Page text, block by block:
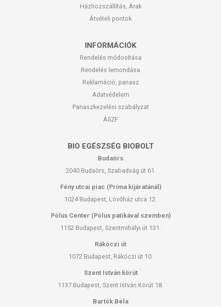
Házhozszállítás, Árak
Átvételi pontok
INFORMÁCIÓK
Rendelés módosítása
Rendelés lemondása
Reklamáció, panasz
Adatvédelem
Panaszkezelési szabályzat
ÁSZF
BIO EGÉSZSÉG BIOBOLT
Budaörs
2040 Budaörs, Szabadság út 61.
Fény utcai piac (Príma kijáratánál)
1024 Budapest, Lövőház utca 12.
Pólus Center (Pólus patikával szemben)
1152 Budapest, Szentmihályi út 131.
Rákóczi út
1072 Budapest, Rákóczi út 10.
Szent István körút
1137 Budapest, Szent István Körút 18.
Bartók Béla